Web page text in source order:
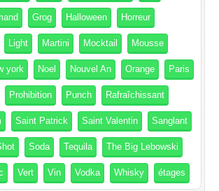
Grog Halloween Horreur
Light Martini Mocktail Mousse
york Noel Nouvel An Orange Paris
Prohibition Punch Rafraîchissant
Saint Patrick Saint Valentin Sanglant
Soda Tequila The Big Lebowski
Vert Vin Vodka Whisky étages